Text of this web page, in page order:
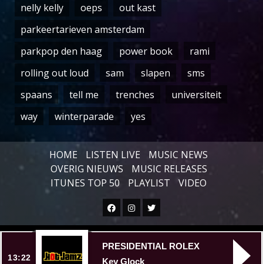
nelly kelly
oeps
out kast
parkeertarieven amsterdam
parkpop den haag
power book
rami
rolling out loud
sam slapen
sms
spaans
tell me trenches
universiteit
way
winterparade yes
HOME LISTEN LIVE
MUSIC NEWS
OVERIG NIEUWS
MUSIC RELEASES
ITUNES TOP 50
PLAYLIST VIDEO
Facebook
Instagram
Twitter
Copyright © All rights reserved.
13:22
PRESIDENTIAL ROLEX
Key Glock